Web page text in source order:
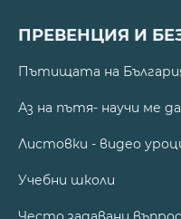
ПРЕВЕНЦИЯ И
Пътищата на
Аз на пътя- научи ме
Листовки - видео
Учебни школи